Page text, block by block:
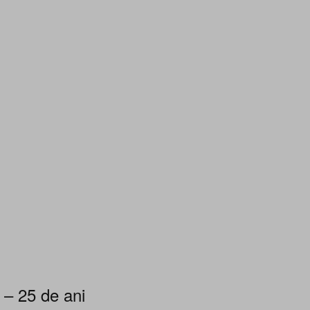
25 de ani